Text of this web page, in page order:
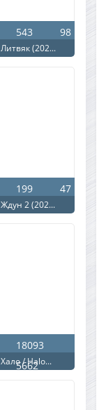
543 98
Литвяк (202...
199 47
Ждун 2 (202...
18093
5662
Хало / Halo...